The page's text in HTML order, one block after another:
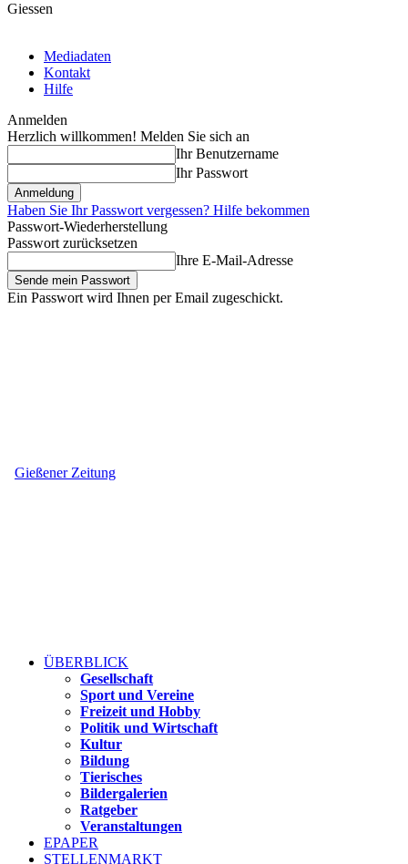
Giessen
Mediadaten
Kontakt
Hilfe
Anmelden
Herzlich willkommen! Melden Sie sich an
Ihr Benutzername
Ihr Passwort
Haben Sie Ihr Passwort vergessen? Hilfe bekommen
Passwort-Wiederherstellung
Passwort zurücksetzen
Ihre E-Mail-Adresse
Ein Passwort wird Ihnen per Email zugeschickt.
Gießener Zeitung
ÜBERBLICK
Gesellschaft
Sport und Vereine
Freizeit und Hobby
Politik und Wirtschaft
Kultur
Bildung
Tierisches
Bildergalerien
Ratgeber
Veranstaltungen
EPAPER
STELLENMARKT